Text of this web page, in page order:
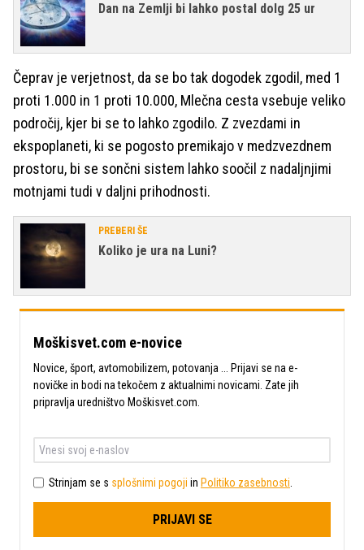
Dan na Zemlji bi lahko postal dolg 25 ur
Čeprav je verjetnost, da se bo tak dogodek zgodil, med 1
proti 1.000 in 1 proti 10.000, Mlečna cesta vsebuje veliko
področij, kjer bi se to lahko zgodilo. Z zvezdami in
ekspoplaneti, ki se pogosto premikajo v medzvezdnem
prostoru, bi se sončni sistem lahko soočil z nadaljnjimi
motnjami tudi v daljni prihodnosti.
PREBERI ŠE
Koliko je ura na Luni?
Moškisvet.com e-novice
Novice, šport, avtomobilizem, potovanja ... Prijavi se na e-
novičke in bodi na tekočem z aktualnimi novicami. Zate jih
pripravlja uredništvo Moškisvet.com.
Strinjam se s splošnimi pogoji in Politiko zasebnosti
PRIJAVI SE